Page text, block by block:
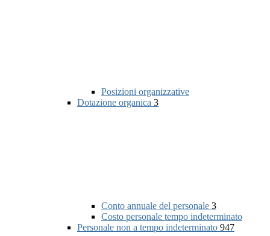
Posizioni organizzative
Dotazione organica 3
Conto annuale del personale 3
Costo personale tempo indeterminato
Personale non a tempo indeterminato 947